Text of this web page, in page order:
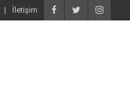
İletişim